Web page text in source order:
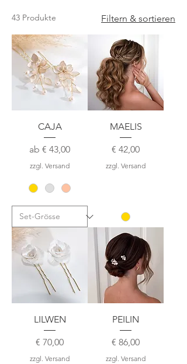
43 Produkte Filtern & sortieren
CAJA
ab € 43,00
Sale-Preis
zzgl. Versand
MAELIS
Preis
€ 42,00
zzgl. Versand
LILWEN
Preis
€ 70,00
zzgl. Versand
PEILIN
Preis
€ 86,00
zzgl. Versand